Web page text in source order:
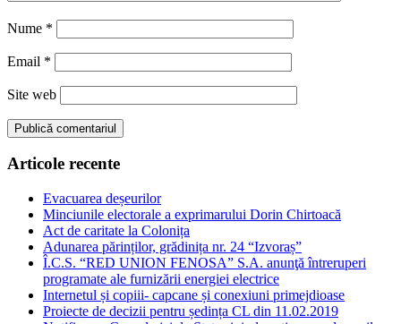
Nume *
Email *
Site web
Articole recente
Evacuarea deșeurilor
Minciunile electorale a exprimarului Dorin Chirtoacă
Act de caritate la Colonița
Adunarea părinților, grădinița nr. 24 “Izvoraș”
Î.C.S. “RED UNION FENOSA” S.A. anunţă întreruperi
programate ale furnizării energiei electrice
Internetul și copiii- capcane și conexiuni primejdioase
Proiecte de decizii pentru ședința CL din 11.02.2019